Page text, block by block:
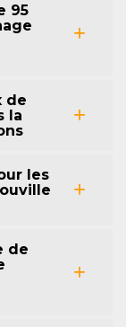
95
de
la
les
de